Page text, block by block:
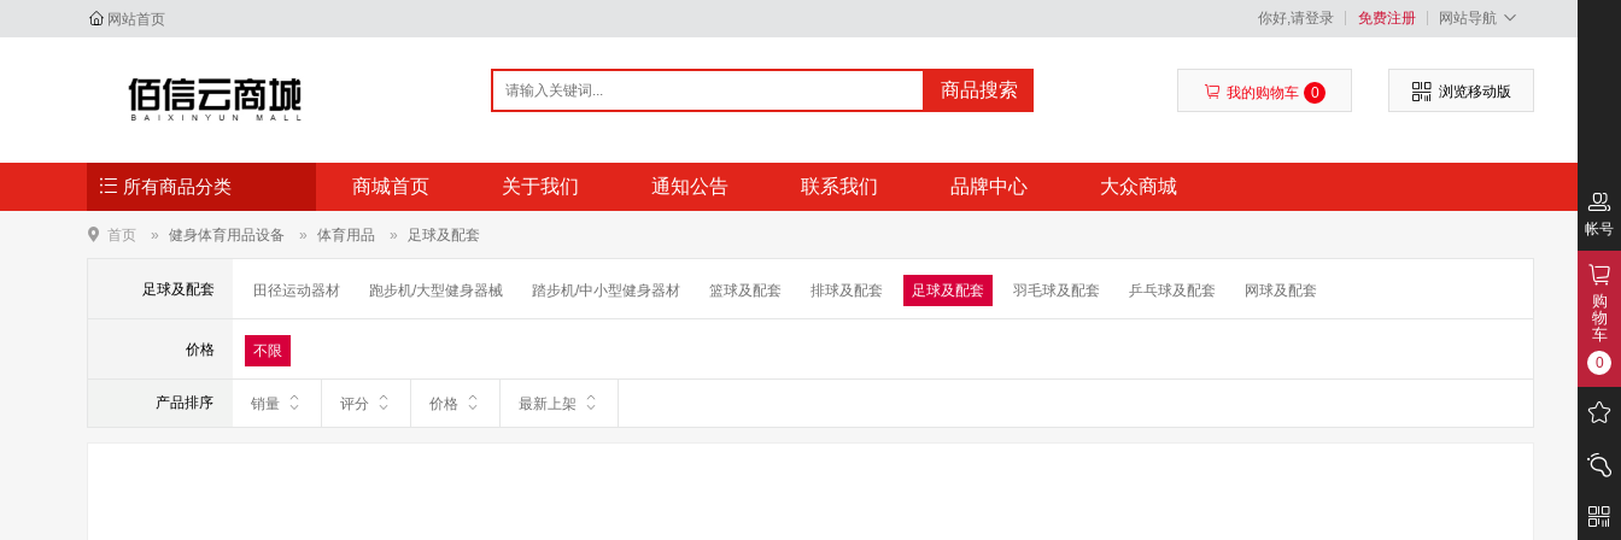
网站首页 你好,请登录 免费注册 网站导航
商品搜索 我的购物车 0 浏览移动版
所有商品分类 商城首页 关于我们 通知公告 联系我们 品牌中心 大众商城
首页 健身体育用品设备 体育用品 足球及配套
足球及配套 田径运动器材 跑步机/大型健身器械 踏步机/中小型健身器材 篮球及配套 排球及配套 足球及配套 羽毛球及配套 乒乓球及配套 网球及配套
毽子/空竹/民间运动
价格
不限
产品排序 销量 评分 价格 最新上架
帐号
购
物
车
0